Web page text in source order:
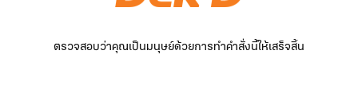
ตรวจสอบว่าคุณเป็นมนุษย์ด้วยการทำคำสั่งนี้ให้เสร็จสิ้น